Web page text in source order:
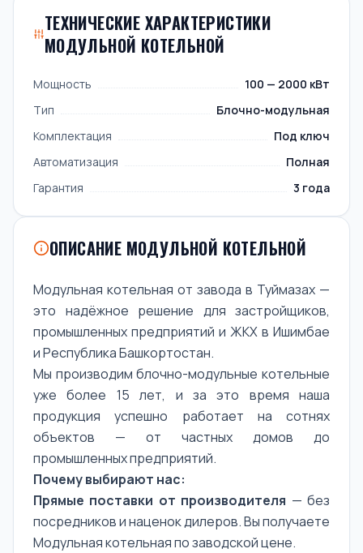
ТЕХНИЧЕСКИЕ ХАРАКТЕРИСТИКИ
МОДУЛЬНОЙ КОТЕЛЬНОЙ
Мощность
100 — 2000 кВт
Тип
Блочно-модульная
Комплектация
Под ключ
Автоматизация
Полная
Гарантия
3 года
ОПИСАНИЕ МОДУЛЬНОЙ КОТЕЛЬНОЙ
Модульная котельная от завода в Туймазах —
это надёжное решение для застройщиков,
промышленных предприятий и ЖКХ в Ишимбае
и Республика Башкортостан.
Мы производим блочно-модульные котельные
уже более 15 лет, и за это время наша
продукция успешно работает на сотнях
объектов — от частных домов до
промышленных предприятий.
Почему выбирают нас:
Прямые поставки от производителя — без
посредников и наценок дилеров. Вы получаете
Модульная котельная по заводской цене.